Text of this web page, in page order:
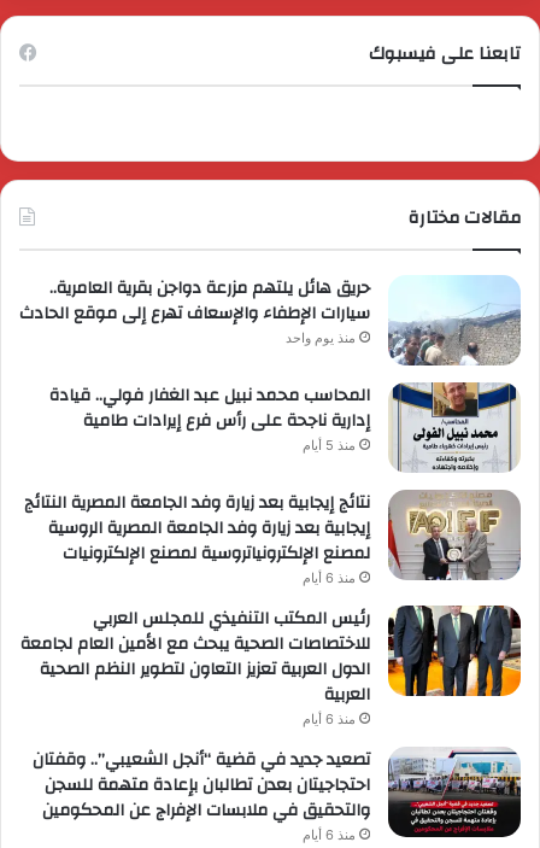
تابعنا على فيسبوك
مقالات مختارة
حريق هائل يلتهم مزرعة دواجن بقرية العامرية..
سيارات الإطفاء والإسعاف تهرع إلى موقع الحادث
منذ يوم واحد
المحاسب محمد نبيل عبد الغفار فولي.. قيادة
إدارية ناجحة على رأس فرع إيرادات طامية
منذ 5 أيام
نتائج إيجابية بعد زيارة وفد الجامعة المصرية النتائج
إيجابية بعد زيارة وفد الجامعة المصرية الروسية
لمصنع الإلكترونياتروسية لمصنع الإلكترونيات
منذ 6 أيام
رئيس المكتب التنفيذي للمجلس العربي
للاختصاصات الصحية يبحث مع الأمين العام لجامعة
الدول العربية تعزيز التعاون لتطوير النظم الصحية
العربية
منذ 6 أيام
تصعيد جديد في قضية “أنجل الشعيبي”.. وقفتان
احتجاجيتان بعدن تطالبان بإعادة متهمة للسجن
والتحقيق في ملابسات الإفراج عن المحكومين
منذ 6 أيام